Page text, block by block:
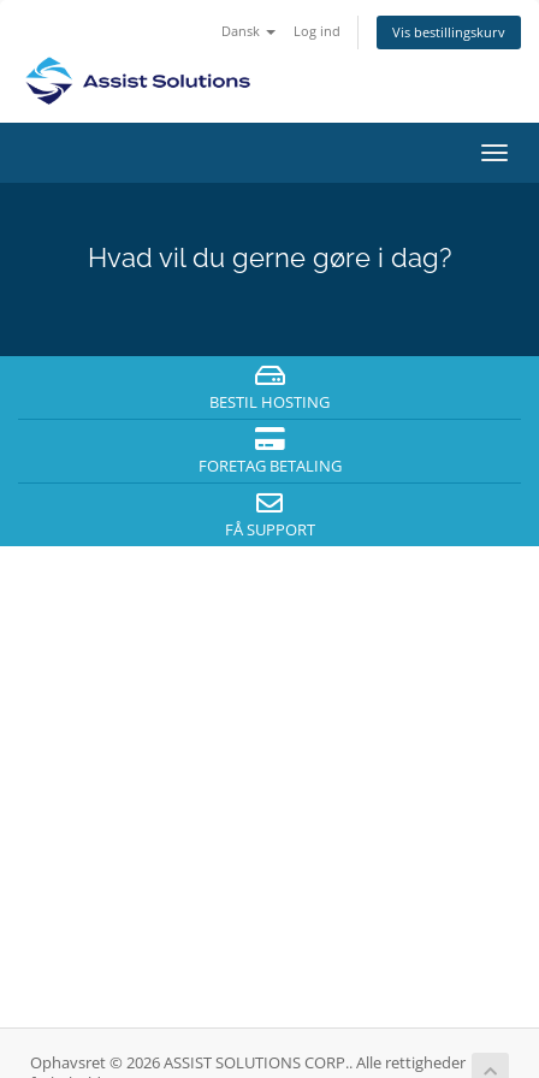
Dansk Log ind Vis bestillingskurv
Skift
Hvad vil du gerne gøre i dag?
BESTIL HOSTING
FORETAG BETALING
FÅ SUPPORT
Ophavsret © 2026 ASSIST SOLUTIONS CORP.. Alle rettigheder